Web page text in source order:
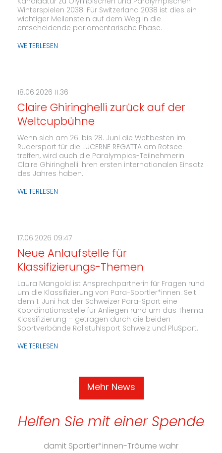
Kandidatur zu Olympischen und Paralympischen
Winterspielen 2038. Für Switzerland 2038 ist dies ein
wichtiger Meilenstein auf dem Weg in die
entscheidende parlamentarische Phase.
WEITERLESEN
18.06.2026 11:36
Claire Ghiringhelli zurück auf der
Weltcupbühne
Wenn sich am 26. bis 28. Juni die Weltbesten im
Rudersport für die LUCERNE REGATTA am Rotsee
treffen, wird auch die Paralympics-Teilnehmerin
Claire Ghiringhelli ihren ersten internationalen Einsatz
des Jahres haben.
WEITERLESEN
17.06.2026 09:47
Neue Anlaufstelle für
Klassifizierungs-Themen
Laura Mangold ist Ansprechpartnerin für Fragen rund
um die Klassifizierung von Para-Sportler*innen. Seit
dem 1. Juni hat der Schweizer Para-Sport eine
Koordinationsstelle für Anliegen rund um das Thema
Klassifizierung – getragen durch die beiden
Sportverbände Rollstuhlsport Schweiz und PluSport.
WEITERLESEN
Mehr News
Helfen Sie mit einer Spende
damit Sportler*innen-Träume wahr